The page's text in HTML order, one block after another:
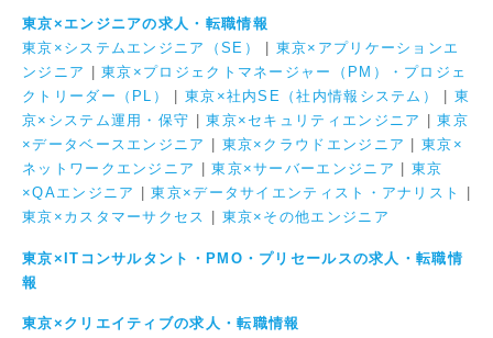
東京×エンジニアの求人・転職情報
東京×システムエンジニア（SE）
東京×アプリケーションエ
ンジニア
|東京×プロジェクトマネージャー（PM）・プロジェ
クトリーダー（PL）
東京×社内SE（社内情報システム）
東
京×システム運用・保守 |東京×セキュリティエンジニア |東京
×データベースエンジニア
東京×クラウドエンジニア |東京×
ネットワークエンジニア
|東京×サーバーエンジニア
東京
×QAエンジニア
|東京×データサイエンティスト・アナリスト
東京×カスタマーサクセス
東京×その他エンジニア
東京×ITコンサルタント・PMO・プリセールスの求人・転職情
報
東京×クリエイティブの求人・転職情報